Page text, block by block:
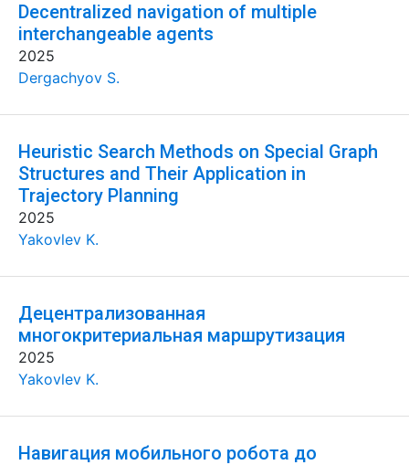
Decentralized navigation of multiple
interchangeable agents
2025
Dergachyov S.
Heuristic Search Methods on Special Graph
Structures and Their Application in
Trajectory Planning
2025
Yakovlev K.
Децентрализованная
многокритериальная маршрутизация
2025
Yakovlev K.
Навигация мобильного робота до